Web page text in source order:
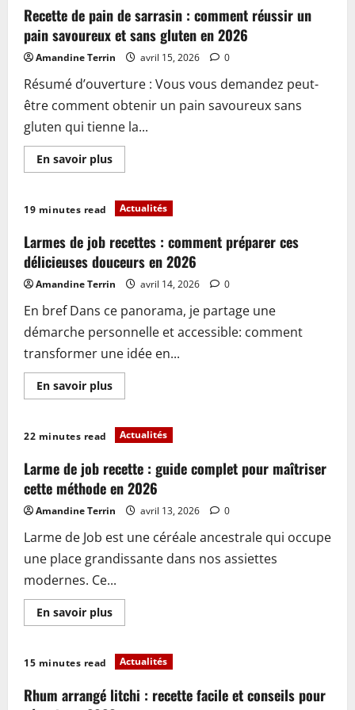
une
poêle
géante
cuisinez
facilement
toute
famille
2026
Recette de pain de sarrasin : comment réussir un
pain savoureux et sans gluten en 2026
Amandine Terrin avril 15, 2026 0
Résumé d’ouverture : Vous vous demandez peut-
être comment obtenir un pain savoureux sans
gluten qui tienne la...
En savoir plusEn
savoir
Recette
de
de
sarrasin
:
comment
réussir
un
savoureux
sans
gluten
en
2026
19 minutes read Actualités
Larmes de job recettes : comment préparer ces
délicieuses douceurs en 2026
Amandine Terrin avril 14, 2026 0
En bref Dans ce panorama, je partage une
démarche personnelle et accessible: comment
transformer une idée en...
En savoir plusEn
savoir
Larmes
de
recettes
:
comment
préparer
ces
délicieuses
en
2026
22 minutes read Actualités
Larme de job recette : guide complet pour maîtriser
cette méthode en 2026
Amandine Terrin avril 13, 2026 0
Larme de Job est une céréale ancestrale qui occupe
une place grandissante dans nos assiettes
modernes. Ce...
En savoir plusEn
savoir
Larme
de
recette
:
15 minutes read Actualités
Rhum arrangé litchi : recette facile et conseils pour